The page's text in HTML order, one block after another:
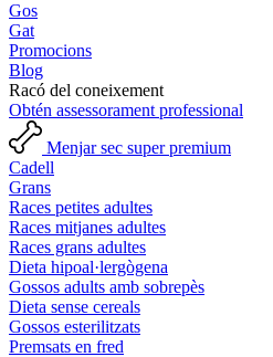
Gos
Gat
Promocions
Blog
Racó del coneixement
Obtén assessorament professional
Menjar sec super premium
Cadell
Grans
Races petites adultes
Races mitjanes adultes
Races grans adultes
Dieta hipoal·lergògena
Gossos adults amb sobrepès
Dieta sense cereals
Gossos esterilitzats
Premsats en fred